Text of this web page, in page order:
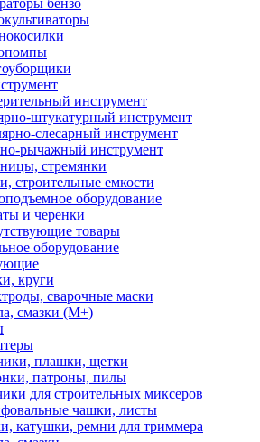
инструмент
штукатурный инструмент
слесарный инструмент
рычажный инструмент
стремянки
строительные емкости
оборудование
и черенки
товары
оборудование
круги
сварочные маски
смазки (М+)
плашки, щетки
патроны, пилы
для строительных миксеров
чашки, листы
катушки, ремни для триммера